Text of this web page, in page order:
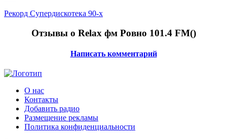
Рекорд Супердискотека 90-х
Отзывы о Relax фм Ровно 101.4 FM()
Написать комментарий
О нас
Контакты
Добавить радио
Размещение рекламы
Политика конфиденциальности